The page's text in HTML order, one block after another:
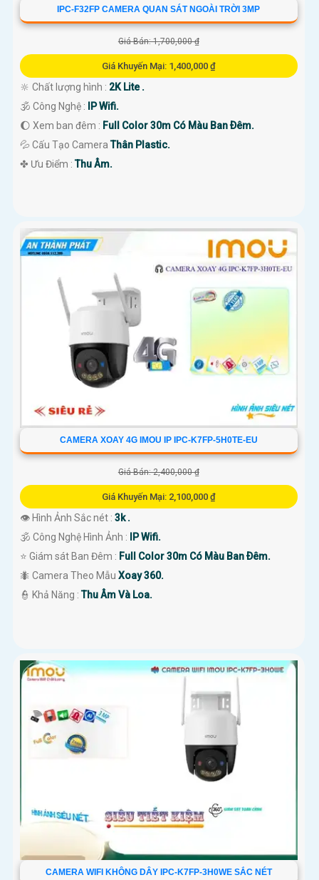
IPC-F32FP CAMERA QUAN SÁT NGOÀI TRỜI 3MP
Giá Bán: 1,700,000 ₫
Giá Khuyến Mại: 1,400,000 ₫
🔆 Chất lượng hình : 2K Lite .
🕉️ Công Nghệ :
IP Wifi.
🌔 Xem ban đêm : Full Color 30m Có Màu Ban Ðêm.
💦 Cấu Tạo CameraThân Plastic.
️✤ Ưu Điểm :Thu Âm.
CAMERA XOAY 4G IMOU IP IPC-K7FP-5H0TE-EU
Giá Bán: 2,400,000 ₫
Giá Khuyến Mại: 2,100,000 ₫
👁 Hình Ảnh Sắc nét : 3k .
🕉️ Công Nghệ Hình Ảnh :
IP Wifi.
⭐ Giám sát Ban Đêm : Full Color 30m Có Màu Ban Ðêm.
🐜 Camera Theo Mẫu Xoay 360.
️👮 Khả Năng :Thu Âm Và Loa.
CAMERA WIFI KHÔNG DÂY IPC-K7FP-3H0WE SẮC NÉT